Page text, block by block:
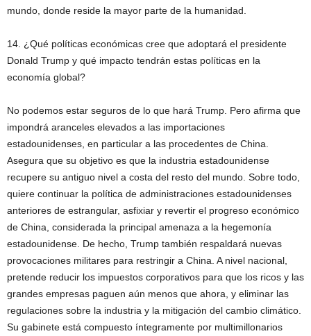
mundo, donde reside la mayor parte de la humanidad.
14. ¿Qué políticas económicas cree que adoptará el presidente
Donald Trump y qué impacto tendrán estas políticas en la
economía global?
No podemos estar seguros de lo que hará Trump. Pero afirma que
impondrá aranceles elevados a las importaciones
estadounidenses, en particular a las procedentes de China.
Asegura que su objetivo es que la industria estadounidense
recupere su antiguo nivel a costa del resto del mundo. Sobre todo,
quiere continuar la política de administraciones estadounidenses
anteriores de estrangular, asfixiar y revertir el progreso económico
de China, considerada la principal amenaza a la hegemonía
estadounidense. De hecho, Trump también respaldará nuevas
provocaciones militares para restringir a China. A nivel nacional,
pretende reducir los impuestos corporativos para que los ricos y las
grandes empresas paguen aún menos que ahora, y eliminar las
regulaciones sobre la industria y la mitigación del cambio climático.
Su gabinete está compuesto íntegramente por multimillonarios